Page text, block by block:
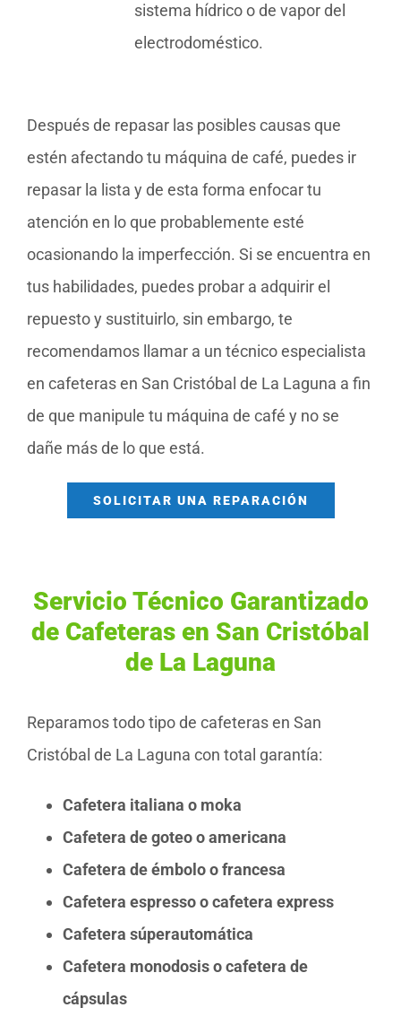
sistema hídrico o de vapor del
electrodoméstico.
Después de repasar las posibles causas que
estén afectando tu máquina de café, puedes ir
repasar la lista y de esta forma enfocar tu
atención en lo que probablemente esté
ocasionando la imperfección. Si se encuentra en
tus habilidades, puedes probar a adquirir el
repuesto y sustituirlo, sin embargo, te
recomendamos llamar a un técnico especialista
en cafeteras en San Cristóbal de La Laguna a fin
de que manipule tu máquina de café y no se
dañe más de lo que está.
SOLICITAR UNA REPARACIÓN
Servicio Técnico Garantizado
de Cafeteras en San Cristóbal
de La Laguna
Reparamos todo tipo de cafeteras en San
Cristóbal de La Laguna con total garantía:
Cafetera italiana o moka
Cafetera de goteo o americana
Cafetera de émbolo o francesa
Cafetera espresso o cafetera express
Cafetera súperautomática
Cafetera monodosis o cafetera de
cápsulas